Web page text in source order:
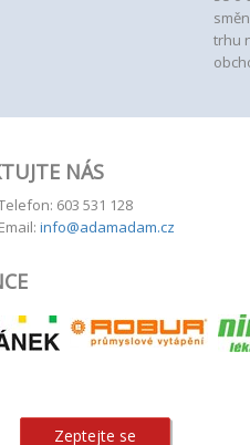
trhu
NÁS
603 531 128
Email: info@adamadam.cz
Zeptejte se